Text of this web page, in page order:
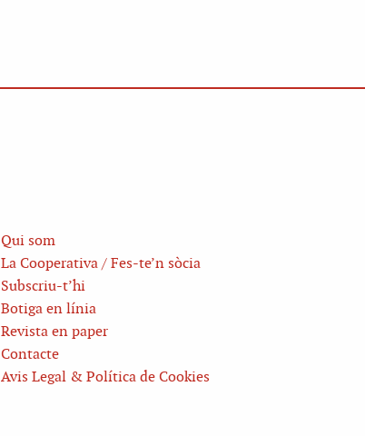
Qui som
La Cooperativa / Fes-te’n sòcia
Subscriu-t’hi
Botiga en línia
Revista en paper
Contacte
Avis Legal & Política de Cookies